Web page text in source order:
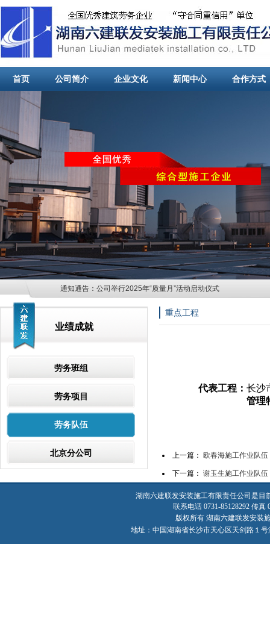
首页 公司简介 企业文化 新闻中心 合作方式
通知通告： 公司举行2025年“质量月”活动启动仪式
业绩成就
劳务班组
劳务项目
劳务队伍
北京分公司
重点工程
代表工程： 长沙
管理
上一篇： 欧春海施工作业队伍
下一篇： 谢玉生施工作业队伍
湖南六建联发安装施工有限责任公司是
联系电话 0731-85128292 传真
版权所有 湖南六建联发安装
地址：中国湖南省长沙市天心区天剑路１号